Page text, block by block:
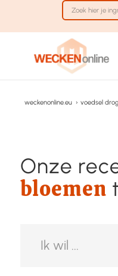
weckenonline.eu › voedsel
Onze
bloemen